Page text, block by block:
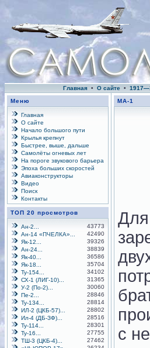
Главная • О сайте •
Меню
Главная
О сайте
Начало большого пути
Крылья крепнут
Быстрее, выше, дальше
Самолёты огневых лет
На пороге звукового барьера
Эпоха больших скоростей
Авиаконструкторы
Видео
Поиск
Контакты
ТОП 20 просмотров
Ан-2...
43773
Ан-14 «ПЧЕЛКА»...
42490
Як-12...
39326
Ан-24...
38839
Як-40...
36586
Як-18...
35704
Ту-154...
34102
СХ-1 (ЛИГ-10)...
31365
У-2 (По-2)...
30060
Пе-2...
28846
Ту-134...
28814
ИЛ-2 (ЦКБ-57)...
28802
Ил-4 (ДБ-ЗФ)...
28516
Ту-114...
28301
Ту-16...
27755
ТШ-3 (ЦКБ-4)...
27462
МА-1
с